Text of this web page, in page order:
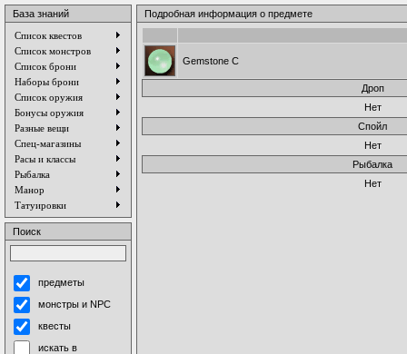
База знаний
Список квестов
Список монстров
Список брони
Наборы брони
Список оружия
Бонусы оружия
Разные вещи
Спец-магазины
Расы и классы
Рыбалка
Манор
Татуировки
Поиск
предметы
монстры и NPC
квесты
искать в
Подробная информация о предмете
Gemstone C
Дроп
Нет
Спойл
Нет
Рыбалка
Нет